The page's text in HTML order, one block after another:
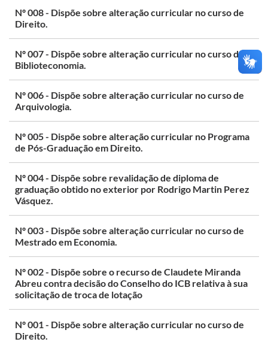
Nº 008 - Dispõe sobre alteração curricular no curso de
Direito.
Nº 007 - Dispõe sobre alteração curricular no curso de
Biblioteconomia.
Nº 006 - Dispõe sobre alteração curricular no curso de
Arquivologia.
Nº 005 - Dispõe sobre alteração curricular no Programa
de Pós-Graduação em Direito.
Nº 004 - Dispõe sobre revalidação de diploma de
graduação obtido no exterior por Rodrigo Martin Perez
Vásquez.
Nº 003 - Dispõe sobre alteração curricular no curso de
Mestrado em Economia.
Nº 002 - Dispõe sobre o recurso de Claudete Miranda
Abreu contra decisão do Conselho do ICB relativa à sua
solicitação de troca de lotação
Nº 001 - Dispõe sobre alteração curricular no curso de
Direito.